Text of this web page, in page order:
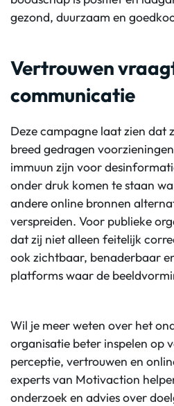
gezond, duurzaam en
Vertrouwen
communicatie
Deze campagne laat zien dat
breed gedragen
immuun zijn voor
onder druk komen te staan
andereonline bronnen
verspreiden. Voor publieke
dat zij niet alleen feitelijk
ook zichtbaar, benaderbaar
platforms waar de
Wil je meer weten over het
organisatie beter inspelen op
perceptie, vertrouwen en
experts van Motivaction
onderzoek en advies over